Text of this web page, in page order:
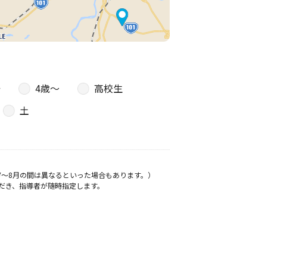
4歳〜
高校生
土
月の間は異なるといった場合もあります。）
、指導者が随時指定します。